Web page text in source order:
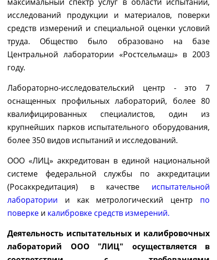
максимальный спектр услуг в области испытаний,
исследований продукции и материалов, поверки
средств измерений и специальной оценки условий
труда. Общество было образовано на базе
Центральной лаборатории «Ростсельмаш» в 2003
году.
Лабораторно-исследовательский центр - это 7
оснащенных профильных лабораторий, более 80
квалифицированных специалистов, один из
крупнейших парков испытательного оборудования,
более 350 видов испытаний и исследований.
ООО «ЛИЦ» аккредитован в единой национальной
системе федеральной службы по аккредитации
(Росаккредитация) в качестве испытательной
лаборатории и как метрологический центр по
поверке и калибровке средств измерений.
Деятельность испытательных и калибровочных
лабораторий ООО "ЛИЦ" осуществляется в